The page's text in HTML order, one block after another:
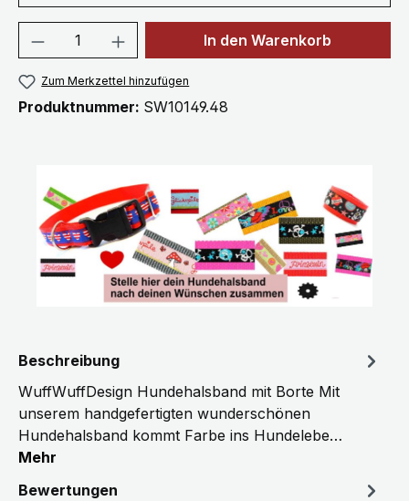
Produkt Anzahl: Gib denIn den Warenkorb
Zum Merkzettel hinzufügen
Produktnummer: SW10149.48
Beschreibung
WuffWuffDesign Hundehalsband mit Borte Mit
unserem handgefertigten wunderschönen
Hundehalsband kommt Farbe ins Hundelebe…
Mehr
Bewertungen